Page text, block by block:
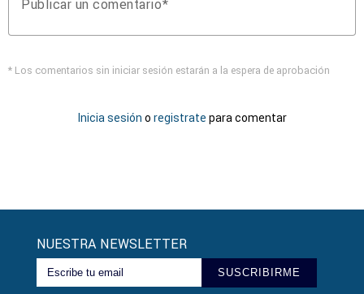
Publicar un comentario
* Los comentarios sin iniciar sesión estarán a la espera de aprobación
Inicia sesión o registrate para comentar
NUESTRA NEWSLETTER
SUSCRIBIRME